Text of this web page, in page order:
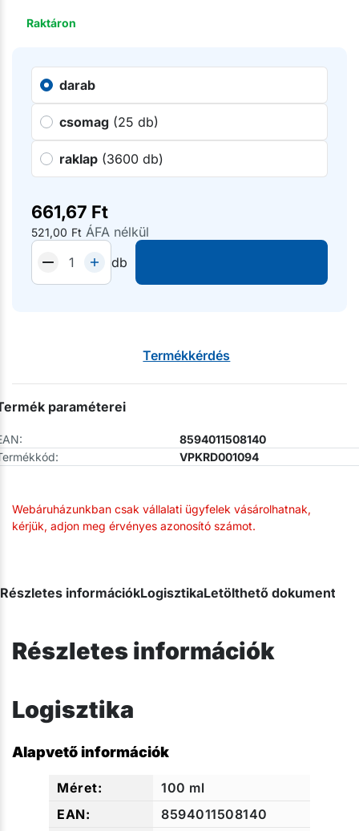
Raktáron
darab
csomag (25 db)
raklap (3600 db)
661,67 Ft
521,00 Ft ÁFA nélkül
db
Webáruházunkban csak vállalati ügyfelek vásárolhatnak,
kérjük, adjon meg érvényes azonosító számot.
Termékkérdés
paraméterei
8594011508140
VPKRD001094
Részletes információkLogisztikaLetölthető
Részletes információk
Logisztika
Alapvető információk
100 ml
8594011508140